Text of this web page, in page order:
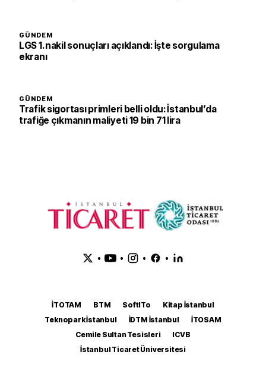
GÜNDEM
LGS 1. nakil sonuçları açıklandı: İşte sorgulama
ekranı
GÜNDEM
Trafik sigortası primleri belli oldu: İstanbul’da
trafiğe çıkmanın maliyeti 19 bin 71 lira
• • • •
İTOTAM BTM SoftITo
Kitap İstanbul
Teknopark İstanbul
İDTM İstanbul
İTOSAM
Cemile Sultan Tesisleri
ICVB
İstanbul Ticaret Üniversitesi